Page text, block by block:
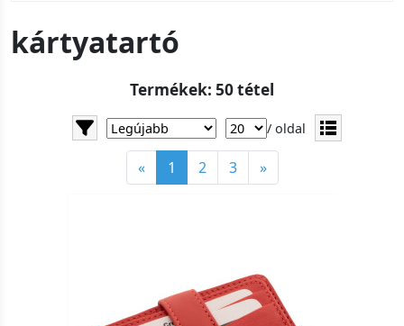
kártyatartó
Termékek: 50 tétel
/ oldal
« 1 2 3 »